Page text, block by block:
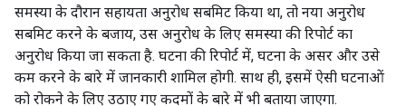
समस्या के दौरान सहायता अनुरोध सबमिट किया था, तो नया अनुरोध
सबमिट करने के बजाय, उस अनुरोध के लिए समस्या की रिपोर्ट का
अनुरोध किया जा सकता है. घटना की रिपोर्ट में, घटना के असर और उसे
कम करने के बारे में जानकारी शामिल होगी. साथ ही, इसमें ऐसी घटनाओं
को रोकने के लिए उठाए गए कदमों के बारे में भी बताया जाएगा.